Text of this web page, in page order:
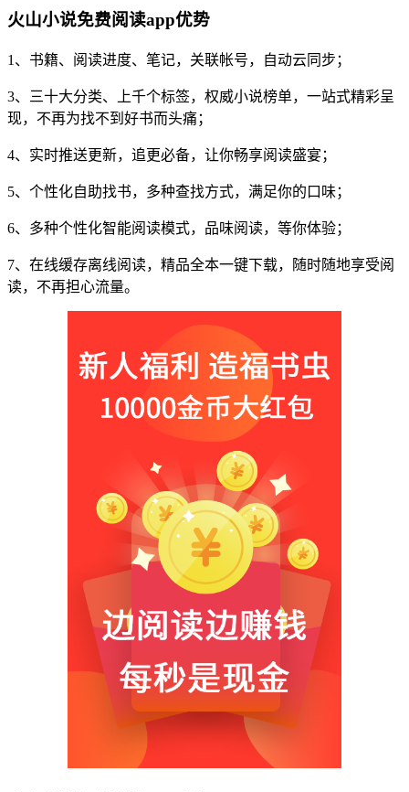
火山小说免费阅读app优势
1、书籍、阅读进度、笔记，关联帐号，自动云同步；
3、三十大分类、上千个标签，权威小说榜单，一站式精彩呈
现，不再为找不到好书而头痛；
4、实时推送更新，追更必备，让你畅享阅读盛宴；
5、个性化自助找书，多种查找方式，满足你的口味；
6、多种个性化智能阅读模式，品味阅读，等你体验；
7、在线缓存离线阅读，精品全本一键下载，随时随地享受阅
读，不再担心流量。